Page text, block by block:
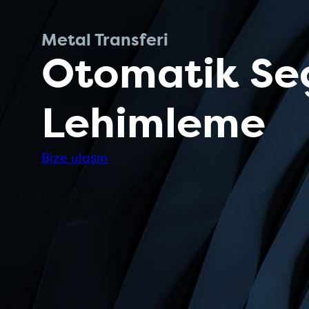
Metal Transferi
Otomatik
Lehimleme
Bize ulaşın